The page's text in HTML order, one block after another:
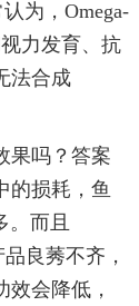
为，Omega-
力发育、抗
法合成
吗？答案
的损耗，鱼
。而且
良莠不齐，
会降低，